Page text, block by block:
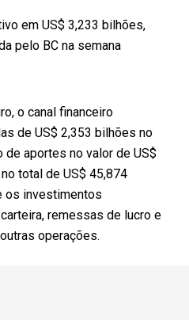
em US$ 3,233 bilhões,
pelo BC na semana
o canal financeiro
de US$ 2,353 bilhões no
aportes no valor de US$
total de US$ 45,874
os investimentos
remessas de lucro e
operações.